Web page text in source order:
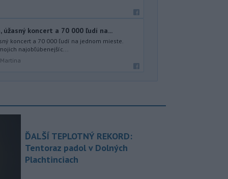
koncert a 70 000 ľudí na...
koncert a 70 000 ľudí na jednom mieste.
najobľúbenejšíc...
ĎALŠÍ TEPLOTNÝ REKORD:
Tentoraz padol v Dolných
Plachtinciach